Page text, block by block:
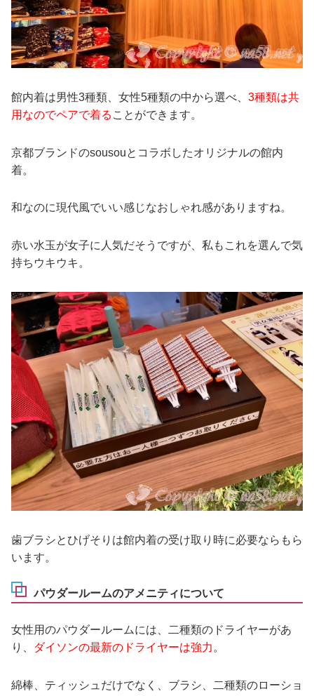
館内着は男性3種類、女性5種類の中から選べ、 3種類は共
用なのでペアで着る ことができます。
京都ブランドのsousouとコラボしたオリジナルの館内
着。
和なのに現代風でいい感じなおしゃれ感がありますね。
赤い水玉が女子に人気だそうですが、私もこれを選んで気
持ちウキウキ。
歯ブラシとひげそりは館内着の受け取り時に必要ならもら
います。
パウダールームのアメニティについて
女性用のパウダールームには、二種類のドライヤーがあ
り、
ダイソンの最新のドライヤーは強力。
綿棒、ティッシュだけでなく、ブラシ、二種類のローショ